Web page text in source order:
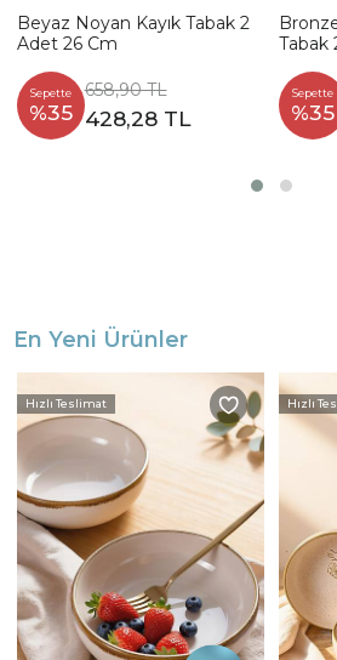
Beyaz Noyan Kayık Tabak 2
Adet 26 Cm
Sepette
%35
658,90 TL
428,28 TL
Tabak
Sepette
%35
En Yeni Ürünler
Hızlı Teslimat Hızlı